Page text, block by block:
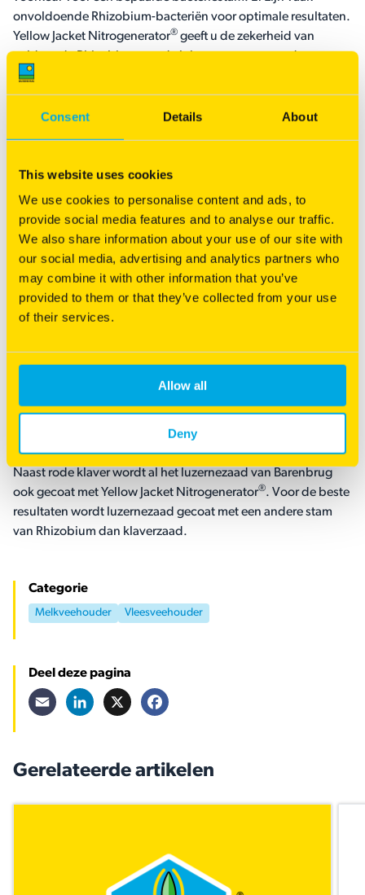
Consent Details About
This website uses cookies
We use cookies to personalise content and ads, to
provide social media features and to analyse our traffic.
We also share information about your use of our site with
our social media, advertising and analytics partners who
may combine it with other information that you’ve
provided to them or that they’ve collected from your use
of their services.
Allow all
Deny
onvoldoende Rhizobium-bacteriën voor optimale resultaten.
Yellow Jacket Nitrogenerator® geeft u de zekerheid van
succesvolle zaairesultaten.
Het gewicht en de grootte van met Yellow Jacket
Nitrogenerator
gecoat klaverzaad maakt het gemakkelijker
te mengen met graszaad, wat scheiding in de zaaimachine
voorkomt. Het zwaardere gewicht verbetert ook het contact
met de bodem na het zaaien. Omdat Yellow Jacket
Nitrogenerator® vocht aantrekt en vasthoudt, bevordert het
ook de kieming. Kortom: waarom genoegen nemen met
Yellow Jacket Nitrogenerator .
Luzerne met Yellow Jacket Nitrogenerator
Naast rode klaver wordt al het luzernezaad van Barenbrug
ook gecoat met Yellow Jacket Nitrogenerator®. Voor de beste
resultaten wordt luzernezaad gecoat met een andere stam
van Rhizobium dan klaverzaad.
Categorie
Melkveehouder Vleesveehouder
Deel deze pagina
Email LinkedIn
Gerelateerde artikelen